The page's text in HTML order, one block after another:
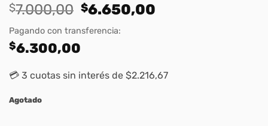
$7.000,00 Original
price
was:
$6.650,00
Pagando con transferencia:
$6.300,00
💳 3 cuotas sin interés de $2.216,67
Agotado